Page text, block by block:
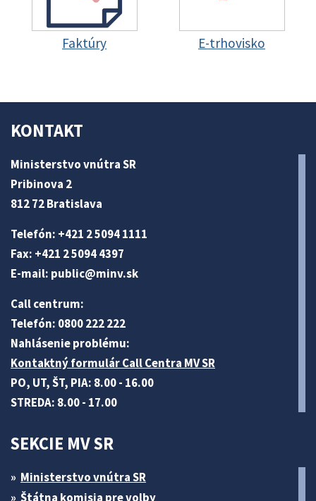
Faktúry E-trhovisko
KONTAKT
Ministerstvo vnútra SR
Pribinova 2
812 72 Bratislava
Telefón: +421 2 5094 1111
Fax: +421 2 5094 4397
E-mail: public@minv.sk
Call centrum:
Telefón: 0800 222 222
Nahlásenie problému:
Kontaktný formulár Call Centra MV SR
PO, UT, ŠT, PIA: 8.00 - 16.00
STREDA: 8.00 - 17.00
SEKCIE MV SR
Ministerstvo vnútra SR
Štátna komisia pre volby